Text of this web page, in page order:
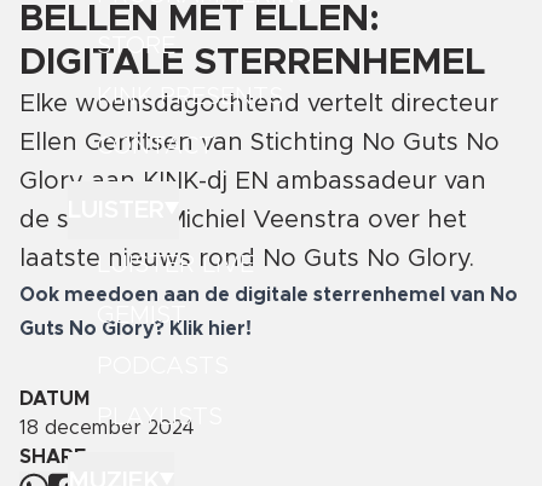
STORE
KINK PRESENTS
CONTACT
LUISTER LIVE
GEMIST
PLAYLISTS
BELLEN MET ELLEN:
DIGITALE STERRENHEMEL
Elke woensdagochtend vertelt directeur
Ellen Gerritsen van Stichting No Guts No
Glory aan KINK-dj EN ambassadeur van
de stichting Michiel Veenstra over het
laatste nieuws rond No Guts No Glory.
Ook meedoen aan de digitale sterrenhemel van No
Guts No Glory? Klik hier!
DATUM
18 december 2024
SHARE